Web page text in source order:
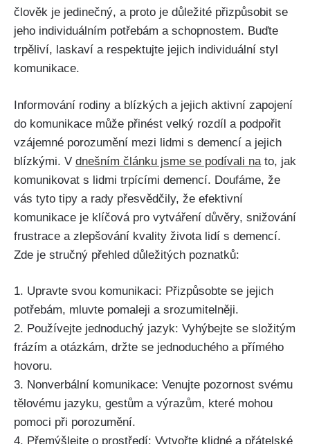
člověk je jedinečný, a proto je důležité přizpůsobit se
jeho individuálním potřebám a schopnostem. Buďte
trpěliví, laskaví a respektujte jejich individuální styl
komunikace.
Informování rodiny a blízkých a jejich aktivní zapojení
do komunikace může přinést velký rozdíl a podpořit
vzájemné porozumění mezi lidmi s demencí a jejich
blízkými. V dnešním článku jsme se podívali na to, jak
komunikovat s lidmi trpícími demencí. Doufáme, že
vás tyto tipy a rady přesvědčily, že efektivní
komunikace je klíčová pro vytváření důvěry, snižování
frustrace a zlepšování kvality života lidí s demencí.
Zde je stručný přehled důležitých poznatků:
1. Upravte svou komunikaci: Přizpůsobte se jejich
potřebám, mluvte pomaleji a srozumitelněji.
2. Používejte jednoduchý jazyk: Vyhýbejte se složitým
frázím a otázkám, držte se jednoduchého a přímého
hovoru.
3. Nonverbální komunikace: Venujte pozornost svému
tělovému jazyku, gestům a výrazům, které mohou
pomoci při porozumění.
4. Přemýšlejte o prostředí: Vytvořte klidné a přátelské